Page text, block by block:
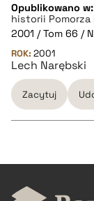
CZYSTY
pobierz cytat
BIBTEX
Opublikowano w:
historii
2001 / Tom 66 /
ROK: 2001
Lech Narębski
Zacytuj
CZYSTY